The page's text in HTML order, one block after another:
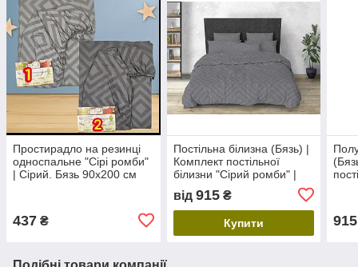
Простирадло на резинці
односпальне "Сірі ромби"
| Сірий. Бязь 90х200 см
437 ₴
Постільна білизна (Бязь) |
Комплект постільної
білизни "Сірий ромби" |
Сірий, однотонний, вибір
розміру
від 915₴
Купити 915